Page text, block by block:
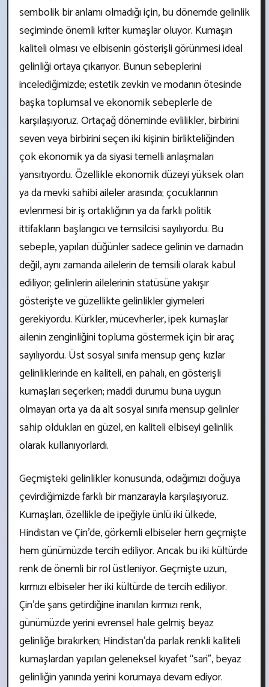
sembolik bir anlamı olmadığı için, bu dönemde gelinlik
seçiminde önemli kriter kumaşlar oluyor. Kumaşın
kaliteli olması ve elbisenin gösterişli görünmesi ideal
gelinliği ortaya çıkarıyor. Bunun sebeplerini
incelediğimizde; estetik zevkin ve modanın ötesinde
başka toplumsal ve ekonomik sebeplerle de
karşılaşıyoruz. Ortaçağ döneminde evlilikler, birbirini
seven veya birbirini seçen iki kişinin birlikteliğinden
çok ekonomik ya da siyasi temelli anlaşmaları
yansıtıyordu. Özellikle ekonomik düzeyi yüksek olan
ya da mevki sahibi aileler arasında; çocuklarının
evlenmesi bir iş ortaklığının ya da farklı politik
ittifakların başlangıcı ve temsilcisi sayılıyordu. Bu
sebeple, yapılan düğünler sadece gelinin ve damadın
değil, aynı zamanda ailelerin de temsili olarak kabul
ediliyor; gelinlerin ailelerinin statüsüne yakışır
gösterişte ve güzellikte gelinlikler giymeleri
gerekiyordu. Kürkler, mücevherler, ipek kumaşlar
ailenin zenginliğini topluma göstermek için bir araç
sayılıyordu. Üst sosyal sınıfa mensup genç kızlar
gelinliklerinde en kaliteli, en pahalı, en gösterişli
kumaşları seçerken; maddi durumu buna uygun
olmayan orta ya da alt sosyal sınıfa mensup gelinler
sahip oldukları en güzel, en kaliteli elbiseyi gelinlik
olarak kullanıyorlardı.
Geçmişteki gelinlikler konusunda, odağımızı doğuya
çevirdiğimizde farklı bir manzarayla karşılaşıyoruz.
Kumaşları, özellikle de ipeğiyle ünlü iki ülkede,
Hindistan ve Çin’de, görkemli elbiseler hem geçmişte
hem günümüzde tercih ediliyor. Ancak bu iki kültürde
renk de önemli bir rol üstleniyor. Geçmişte uzun,
kırmızı elbiseler her iki kültürde de tercih ediliyor.
Çin’de şans getirdiğine inanılan kırmızı renk,
günümüzde yerini evrensel hale gelmiş beyaz
gelinliğe bırakırken; Hindistan’da parlak renkli kaliteli
kumaşlardan yapılan geleneksel kıyafet “sari”, beyaz
gelinliğin yanında yerini korumaya devam ediyor.